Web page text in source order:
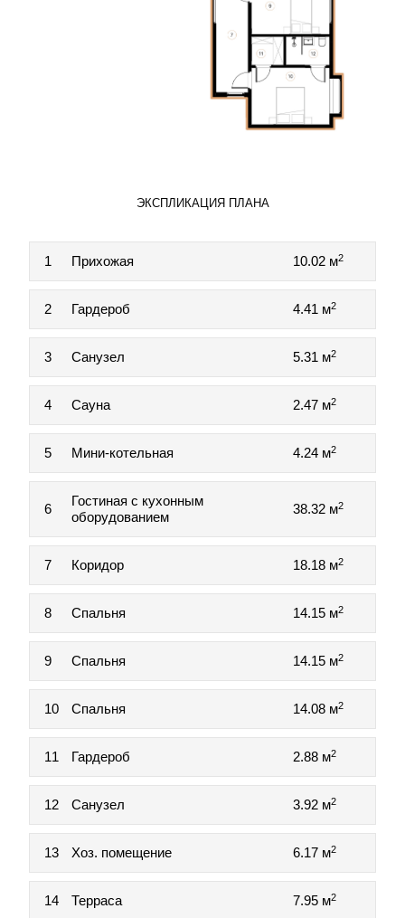
ЭКСПЛИКАЦИЯ ПЛАНА
1 Прихожая 10.02 м2
2 Гардероб 4.41 м2
3 Санузел 5.31 м2
4 Сауна 2.47 м2
5 Мини-котельная 4.24 м2
6
Гостиная с кухонным
оборудованием
38.32 м2
7 Коридор 18.18 м2
8 Спальня 14.15 м2
9 Спальня 14.15 м2
10 Спальня 14.08 м2
11 Гардероб 2.88 м2
12 Санузел 3.92 м2
13 Хоз. помещение 6.17 м2
14 Терраса 7.95 м2